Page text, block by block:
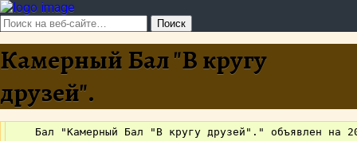
Камерный Бал "В кругу
друзей".